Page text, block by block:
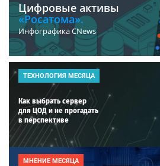
Цифровые активы
«Росатома».
Инфографика CNews
ТЕХНОЛОГИЯ МЕСЯЦА
Как выбрать сервер
для ЦОД и не прогадать
в перспективе
МНЕНИЕ МЕСЯЦА